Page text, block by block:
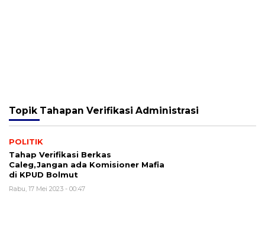
Topik Tahapan Verifikasi Administrasi
POLITIK
Tahap Verifikasi Berkas
Caleg,Jangan ada Komisioner Mafia
di KPUD Bolmut
Rabu, 17 Mei 2023 - 00:47